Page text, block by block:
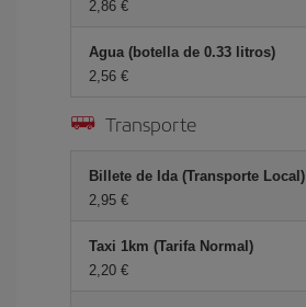
2,86 €
Agua (botella de 0.33 litros)
2,56 €
Transporte
Billete de Ida (Transporte Local)
2,95 €
Taxi 1km (Tarifa Normal)
2,20 €